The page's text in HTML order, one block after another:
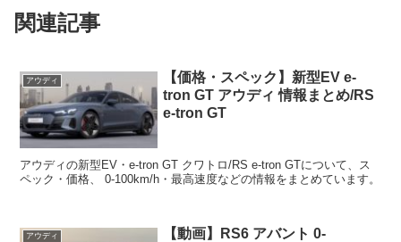
関連記事
アウディ
【価格・スペック】新型EV e-
tron GT アウディ 情報まとめ/RS
e-tron GT
アウディの新型EV・e-tron GT クワトロ/RS e-tron GTについて、ス
ペック・価格、 0-100km/h・最高速度などの情報をまとめています。
アウディ
【動画】RS6 アバント 0-